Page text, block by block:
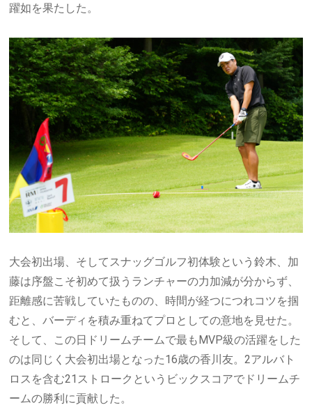
躍如を果たした。
大会初出場、そしてスナッグゴルフ初体験という鈴木、加
藤は序盤こそ初めて扱うランチャーの力加減が分からず、
距離感に苦戦していたものの、時間が経つにつれコツを掴
むと、バーディを積み重ねてプロとしての意地を見せた。
そして、この日ドリームチームで最も MVP級の活躍をした
のは同じく大会初出場となった16歳の香川友。2アルバト
ロスを含む21 ストロークというビックスコアでドリームチ
ームの勝利に貢献した。